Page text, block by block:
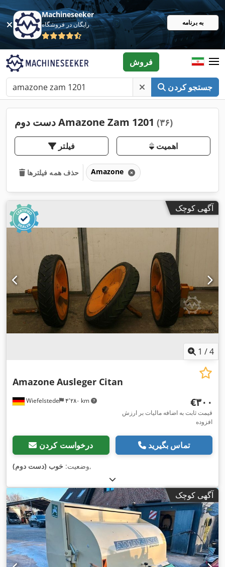
Machineseeker
رایگان در فروشگاه به برنامه
جستجو کردن
فروش
دست دوم Amazone Zam 1201 (۳۶)
فیلتر اهمیت
حذف همه فیلترها Amazone
آگهی کوچک
1 /4
Wiefelstede ۴٬۲۸۰ km
Amazone Ausleger Citan
‎€۳۰۰
قیمت ثابت به اضافه مالیات بر ارزش
افزوده
درخواست کردن تماس بگیرید
وضعیت: خوب (دست دوم) ,
آگهی کوچک